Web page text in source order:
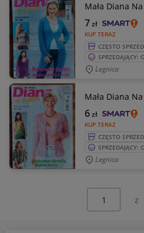
Mała Diana
KUP TERAZ
7zł
CZĘSTO
SPRZEDAJĄCY:
Legnica
Mała Diana
KUP TERAZ
6zł
CZĘSTO
SPRZEDAJĄCY:
Legnica